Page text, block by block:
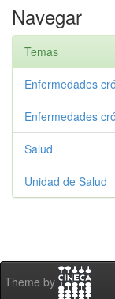
Navegar
Temas
Enfermedades
Enfermedades
Salud
Unidad de Salud
Theme by